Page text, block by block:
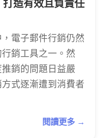
電子郵件行銷仍然
銷工具之一。然
銷的問題日益嚴
式逐漸遭到消費者
閱讀更多 →